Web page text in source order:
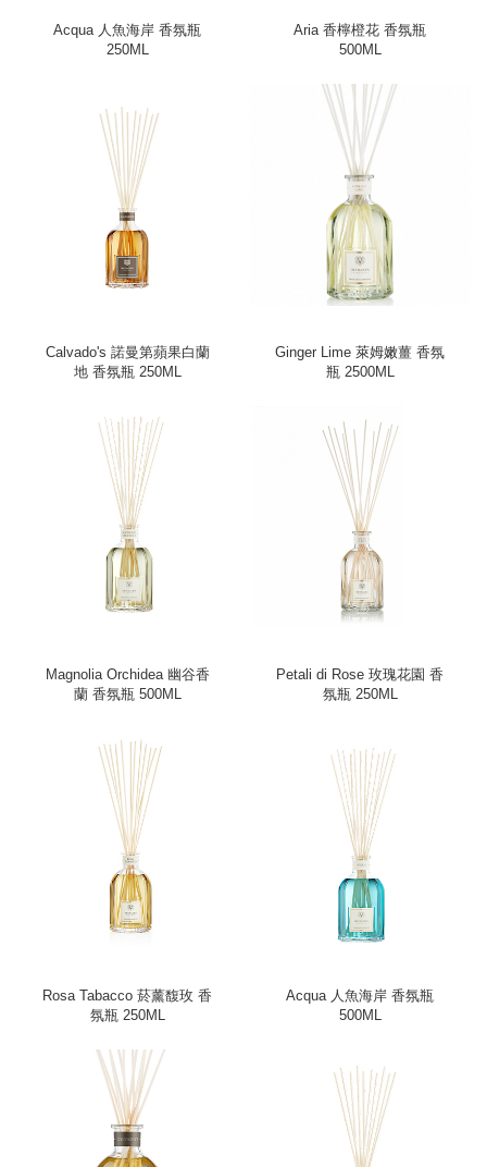
Acqua 人魚海岸 香氛瓶
250ML
Aria 香檸橙花 香氛瓶
500ML
Calvado's 諾曼第蘋果白蘭
地 香氛瓶 250ML
Ginger Lime 萊姆嫩薑 香氛
瓶 2500ML
Magnolia Orchidea 幽谷香
蘭 香氛瓶 500ML
Petali di Rose 玫瑰花園 香
氛瓶 250ML
Rosa Tabacco 菸薰馥玫 香
氛瓶 250ML
Acqua 人魚海岸 香氛瓶
500ML